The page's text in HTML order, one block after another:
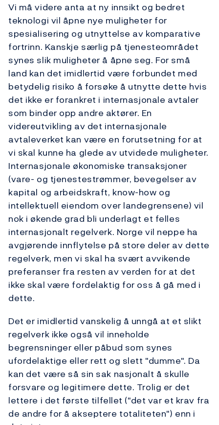
Vi må videre anta at ny innsikt og bedret
teknologi vil åpne nye muligheter for
spesialisering og utnyttelse av komparative
fortrinn. Kanskje særlig på tjenesteområdet
synes slik muligheter å åpne seg. For små
land kan det imidlertid være forbundet med
betydelig risiko å forsøke å utnytte dette hvis
det ikke er forankret i internasjonale avtaler
som binder opp andre aktører. En
videreutvikling av det internasjonale
avtaleverket kan være en forutsetning for at
vi skal kunne ha glede av utvidede muligheter.
Internasjonale økonomiske transaksjoner
(vare- og tjenestestrømmer, bevegelser av
kapital og arbeidskraft, know-how og
intellektuell eiendom over landegrensene) vil
nok i økende grad bli underlagt et felles
internasjonalt regelverk. Norge vil neppe ha
avgjørende innflytelse på store deler av dette
regelverk, men vi skal ha svært avvikende
preferanser fra resten av verden for at det
ikke skal være fordelaktig for oss å gå med i
dette.
Det er imidlertid vanskelig å unngå at et slikt
regelverk ikke også vil inneholde
begrensninger eller påbud som synes
ufordelaktige eller rett og slett "dumme". Da
kan det være så sin sak nasjonalt å skulle
forsvare og legitimere dette. Trolig er det
lettere i det første tilfellet ("det var et krav fra
de andre for å akseptere totaliteten") enn i